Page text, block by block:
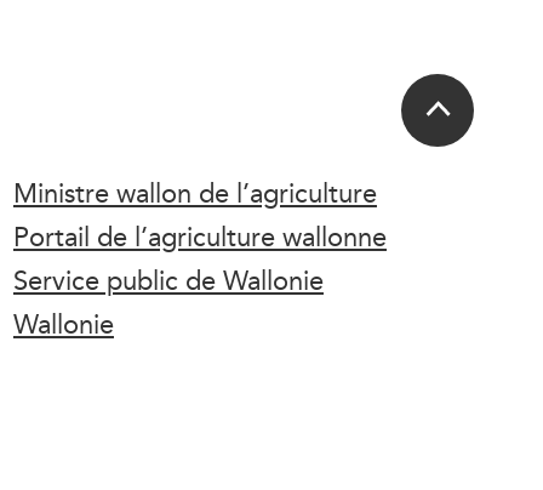
Ministre wallon de l’agriculture
Portail de l’agriculture wallonne
Service public de Wallonie
Wallonie